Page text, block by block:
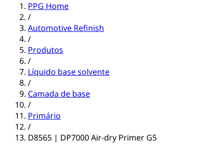
PPG Home
/
Automotive Refinish
/
Produtos
/
Líquido base solvente
/
Camada de base
/
Primário
/
D8565 | DP7000 Air-dry Primer G5